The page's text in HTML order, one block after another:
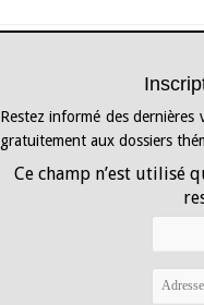
Restez informé des dernières
gratuitement aux dossiers
Ce champ n’est utilisé